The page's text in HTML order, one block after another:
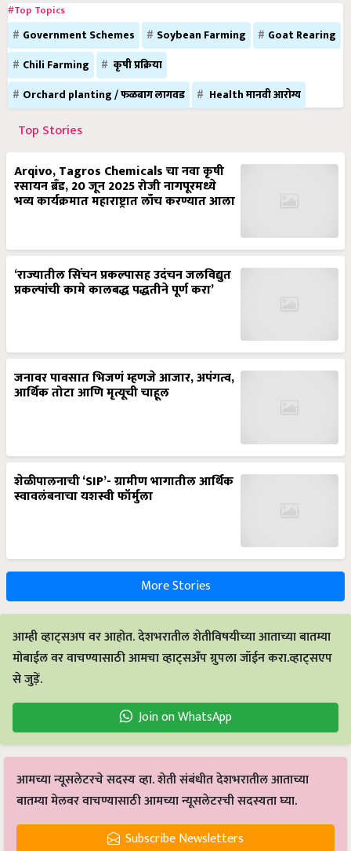
#Top Topics
Government Schemes Soybean Farming
Goat Rearing
Chili Farming
कृषी प्रक्रिया
Orchard planting / फळबाग लागवड
Health मानवी आरोग्य
Top Stories
Arqivo, Tagros Chemicals चा नवा कृषी
रसायन ब्रँड, 20 जून 2025 रोजी नागपूरमध्ये
भव्य कार्यक्रमात महाराष्ट्रात लाँच करण्यात आला
‘राज्यातील सिंचन प्रकल्पासह उदंचन जलविद्युत
प्रकल्पांची कामे कालबद्ध पद्धतीने पूर्ण करा’
जनावर पावसात भिजणं म्हणजे आजार, अपंगत्व,
आर्थिक तोटा आणि मृत्यूची चाहूल
शेळीपालनाची ‘SIP’- ग्रामीण भागातील आर्थिक
स्वावलंबनाचा यशस्वी फॉर्मुला
More Stories
आम्ही व्हाट्सअप वर आहोत. देशभरातील शेतीविषयीच्या आताच्या बातम्या
मोबाईल वर वाचण्यासाठी आमचा व्हाट्सअँप ग्रुपला जॉईन करा.व्हाट्सएप
से जुड़ें.
Join on WhatsApp
आमच्या न्यूसलेटरचे सदस्य व्हा. शेती संबंधीत देशभरातील आताच्या
बातम्या मेलवर वाचण्यासाठी आमच्या न्यूसलेटरची सदस्यता घ्या.
Subscribe Newsletters